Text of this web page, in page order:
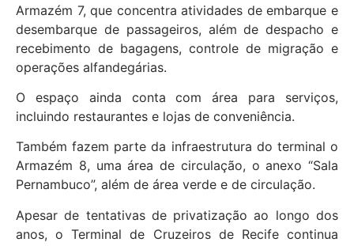
Armazém 7, que concentra atividades de embarque e
desembarque de passageiros, além de despacho e
recebimento de bagagens, controle de migração e
operações alfandegárias.
O espaço ainda conta com área para serviços,
incluindo restaurantes e lojas de conveniência.
Também fazem parte da infraestrutura do terminal o
Armazém 8, uma área de circulação, o anexo “Sala
Pernambuco”, além de área verde e de circulação.
Apesar de tentativas de privatização ao longo dos
anos, o Terminal de Cruzeiros de Recife continua